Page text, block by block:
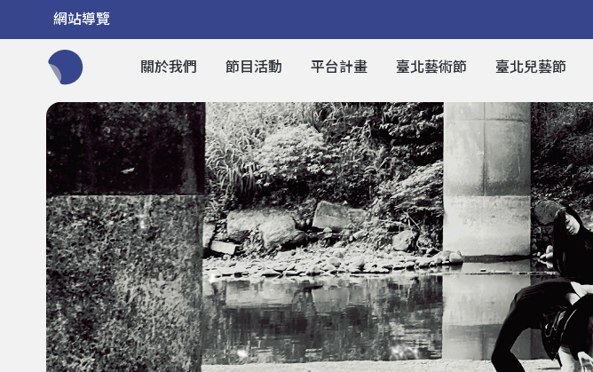
網站導覽
關於我們 節目活動 平台計畫 臺北藝術節 臺北兒藝節